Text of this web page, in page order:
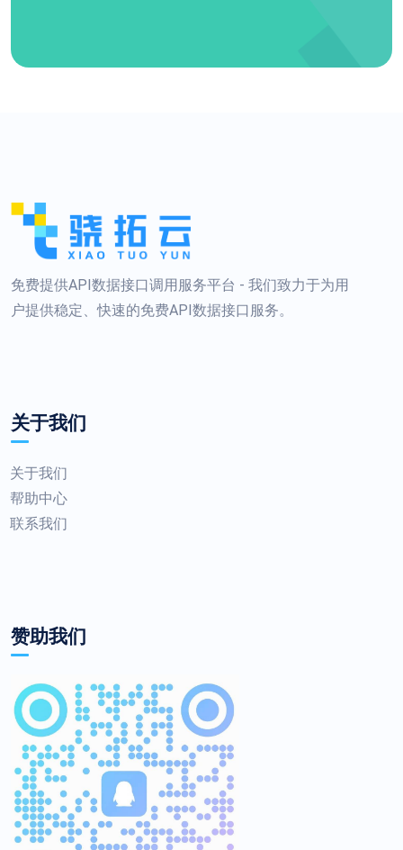
免费提供API数据接口调用服务平台 - 我们致力于为用
户提供稳定、快速的免费API数据接口服务。
关于我们
关于我们
帮助中心
联系我们
赞助我们